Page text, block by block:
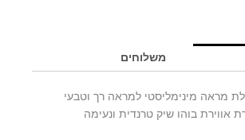
משלוחים
מראה מינימליסטי למראה רך וטבעי
אווירת בוהו שיק טרנדית ונעימה